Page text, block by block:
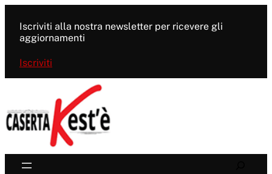
contenuto
Iscriviti alla nostra newsletter per ricevere gli
aggiornamenti
Iscriviti